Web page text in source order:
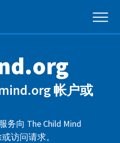
帐户或
务向 The Child Mind
访问请求。